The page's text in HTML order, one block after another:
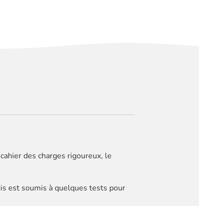
des charges rigoureux, le
est soumis à quelques tests pour